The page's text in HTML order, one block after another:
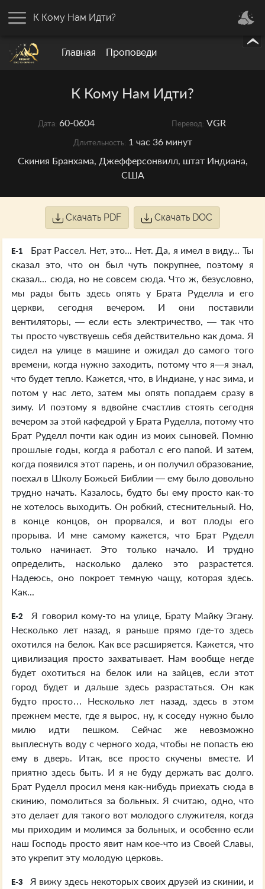
Главная Проповеди
К Кому Нам Идти?
К Кому Нам Идти?
Дата: 60-0604 Перевод: VGR
Длительность: 1 час 36 минут
Скиния Бранхама, Джефферсонвилл, штат Индиана,
США
Скачать PDF Скачать DOC
E-1
Брат Рассел. Нет, это... Нет. Да, я имел в виду... Ты
сказал это, что он был чуть покрупнее, поэтому я
сказал... сюда, но не совсем сюда. Что ж, безусловно,
мы рады быть здесь опять у Брата Руделла и его
церкви, сегодня вечером. И они поставили
вентиляторы, — если есть электричество, — так что
ты просто чувствуешь себя действительно как дома. Я
сидел на улице в машине и ожидал до самого того
времени, когда нужно заходить, потому что я—я знал,
что будет тепло. Кажется, что, в Индиане, у нас зима, и
потом у нас лето, затем мы опять попадаем сразу в
зиму. И поэтому я вдвойне счастлив стоять сегодня
вечером за этой кафедрой у Брата Руделла, потому что
Брат Руделл почти как один из моих сыновей. Помню
прошлые годы, когда я работал с его папой. И затем,
когда появился этот парень, и он получил образование,
поехал в Школу Божьей Библии — ему было довольно
трудно начать. Казалось, будто бы ему просто как-то
не хотелось выходить. Он робкий, стеснительный. Но,
в конце концов, он прорвался, и вот плоды его
прорыва. И мне самому кажется, что Брат Руделл
только начинает. Это только начало. И трудно
определить, насколько далеко это разрастется.
Надеюсь, оно покроет темную чащу, которая здесь.
Как...
E-2
Я говорил кому-то на улице, Брату Майку Эгану.
Несколько лет назад, я раньше прямо где-то здесь
охотился на белок. Как все расширяется. Кажется, что
цивилизация просто захватывает. Нам вообще негде
будет охотиться на белок или на зайцев, если этот
город будет и дальше здесь разрастаться. Он как
будто просто… Несколько лет назад, здесь в этом
прежнем месте, где я вырос, ну, к соседу нужно было
милю идти пешком. Сейчас же невозможно
выплеснуть воду с черного хода, чтобы не попасть ею
ему в дверь. Итак, все просто скучены вместе. И
приятно здесь быть. И я не буду держать вас долго.
Брат Руделл просил меня как-нибудь приехать сюда в
скинию, помолиться за больных. Я считаю, одно, что
это делает для такого вот молодого служителя, когда
мы приходим и молимся за больных, и особенно если
наш Господь просто явит нам кое-что из Своей Славы,
это укрепит эту молодую церковь.
E-3
Я вижу здесь некоторых своих друзей из скинии, и